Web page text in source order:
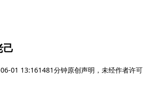
己
01 13:161481分钟原创声明，未经作者许可